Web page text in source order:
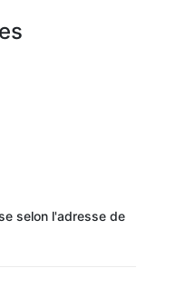
selon l'adresse de